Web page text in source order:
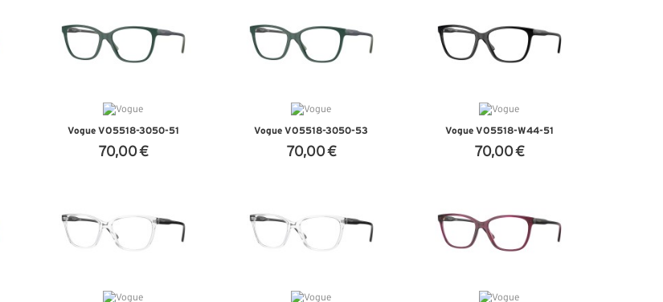
Vogue VO5518-3050-51
70,00 €
Vogue VO5518-3050-53
70,00 €
Vogue VO5518-W44-51
70,00 €